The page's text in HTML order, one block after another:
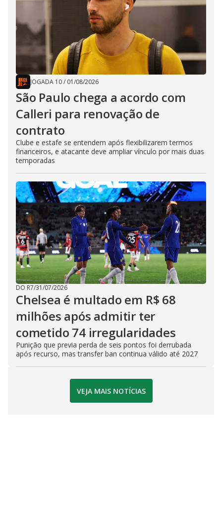
JOGADA 10/ 01/08/2026
São Paulo chega a acordo com
Calleri para renovação de
contrato
Clube e estafe se entendem após flexibilizarem termos
financeiros, e atacante deve ampliar vínculo por mais duas
temporadas
DO R7/31/07/2026
Chelsea é multado em R$ 68
milhões após admitir ter
cometido 74 irregularidades
Punição que previa perda de seis pontos foi derrubada
após recurso, mas transfer ban continua válido até 2027
VEJA MAIS NOTÍCIAS